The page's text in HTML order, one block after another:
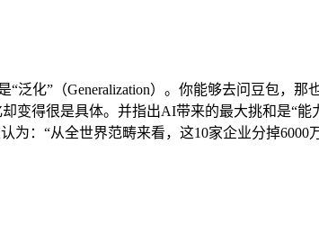
“泛化”（Generalization）。你能够去问豆包，
得很是具体。并指出AI带来的最大挑和是“能
：“从全世界范畴来看，这10家企业分掉6000